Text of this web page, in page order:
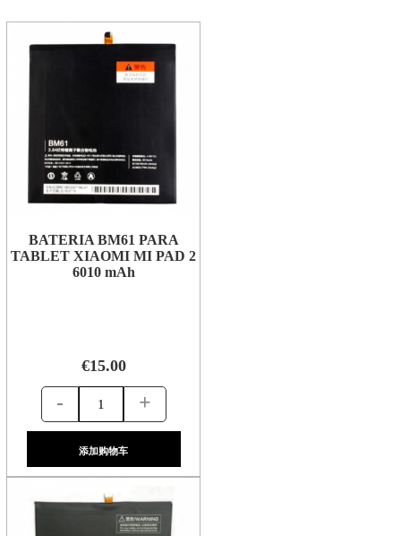
BATERIA BM61 PARA
TABLET XIAOMI MI PAD 2
6010 mAh
€15.00
- +
添加购物车